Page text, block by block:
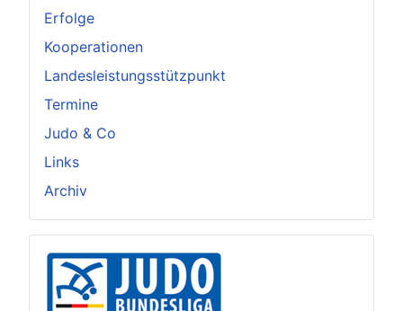
Erfolge
Kooperationen
Landesleistungsstützpunkt
Termine
Judo & Co
Links
Archiv